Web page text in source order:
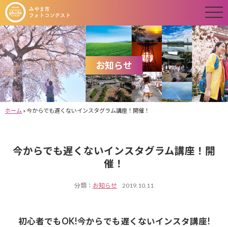
お知らせ
ホーム »今からでも遅くないインスタグラム講座！開催！
今からでも遅くないインスタグラム講座！開
催！
分類： お知らせ 2019.10.11
初心者でもOK!今からでも遅くないインスタ講座!